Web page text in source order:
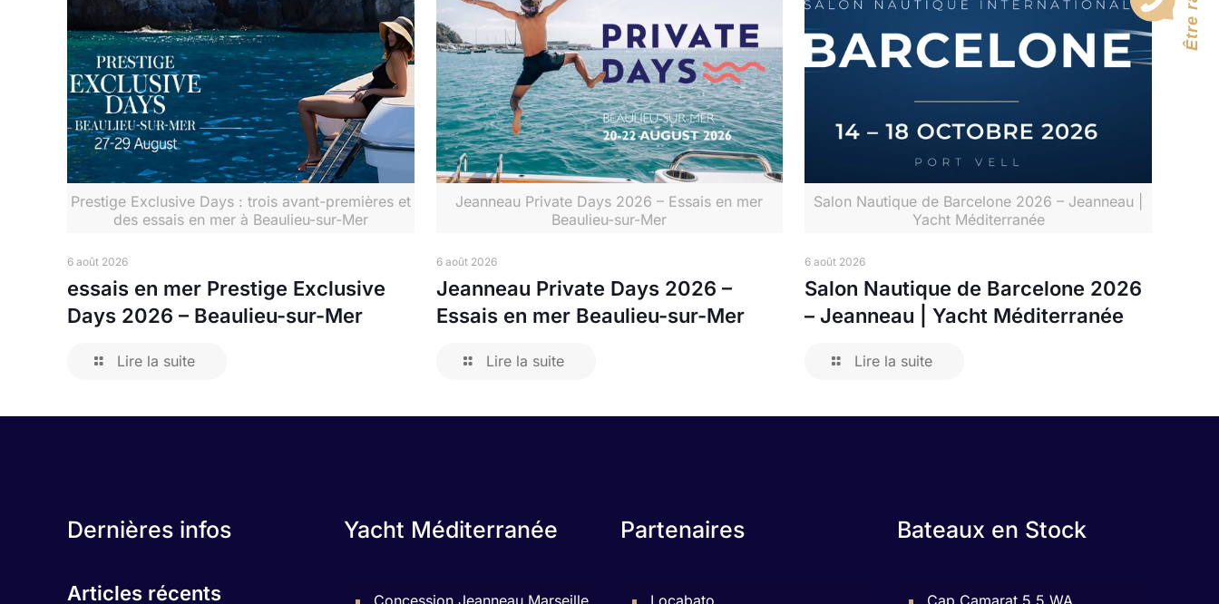
Prestige Exclusive Days : trois avant-premières et
des essais en mer à Beaulieu-sur-Mer
6 août 2026
essais en mer Prestige Exclusive
Days 2026 – Beaulieu-sur-Mer
Lire la suite
Jeanneau Private Days 2026 – Essais en mer
Beaulieu-sur-Mer
6 août 2026
Jeanneau Private Days 2026 –
Essais en mer Beaulieu-sur-Mer
Lire la suite
Salon Nautique de Barcelone 2026 – Jeanneau |
Yacht Méditerranée
6 août 2026
Salon Nautique de Barcelone 2026
– Jeanneau | Yacht Méditerranée
Lire la suite
Dernières infos
Articles récents
Yacht Méditerranée Partenaires Bateaux en Stock